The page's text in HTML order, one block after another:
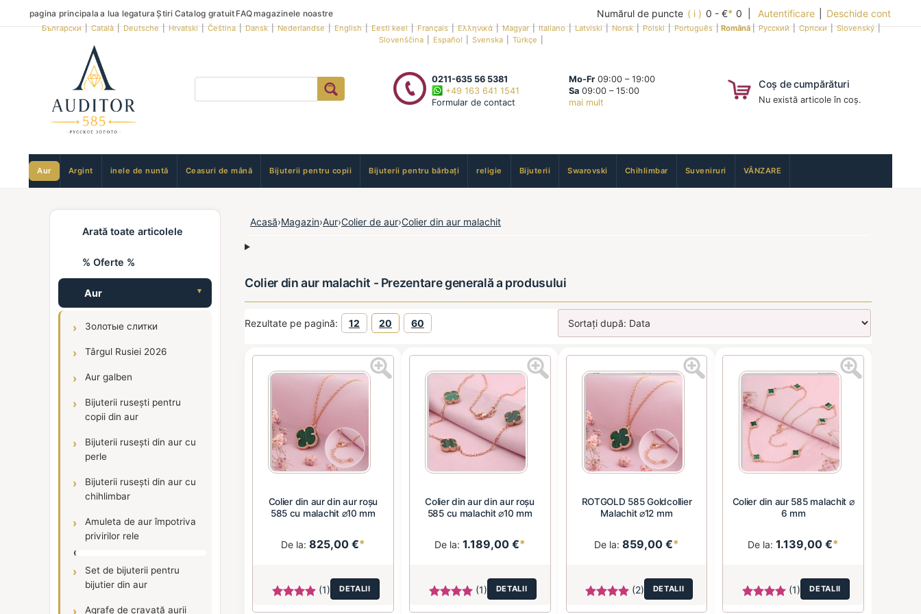
pagina principala a lua legatura Știri Catalog gratuit FAQmagazinele noastre Numărul de puncte ( i ) 0 - €* 0 | Autentificare Deschide cont
Български|Català|Deutsche|Hrvatski|Čeština|Dansk|Nederlandse|English|Eesti keel|Français|Ελληνικά|Magyar|Italiano|Latviski|Norsk|Polski|Português|Română|Русский|Српски|Slovenský|
Slovenščina
Español Svenska Türkçe
0211-635 56 5381
+49 163 641 1541
Formular de contact
Mo-Fr09:00 – 19:00
Sa09:00 – 15:00
mai mult
Coș de cumpărături
Nu există articole în coș.
Aur Argint inele de nuntă Ceasuri de mână Bijuterii pentru copii Bijuterii pentru bărbați religie Bijuterii Swarovski Chihlimbar Suveniruri VÂNZARE
Arată toate articolele
% Oferte %
Aur
Золотые слитки
Târgul Rusiei 2026
Aur galben
Bijuterii rusești pentru
copii din aur
Bijuterii rusești din aur cu
perle
Bijuterii rusești din aur cu
chihlimbar
Amuleta de aur împotriva
privirilor rele
Set de bijuterii pentru
bijutier din aur
Agrafe de cravată aurii
Acasă›Magazin›Aur›Colier de aur›Colier din aur malachit
Colier din aur malachit - Prezentare generală a produsului
Rezultate pe pagină: 12 20 60
Colier din aur din aur roșu
585 cu malachit ⌀10 mm
De la: 825,00 €*
(1) DETALII
Colier din aur din aur roșu
585 cu malachit ⌀10 mm
De la: 1.189,00 €*
(1) DETALII
ROTGOLD 585 Goldcollier
Malachit ⌀12 mm
De la: 859,00 €*
(2) DETALII
Colier din aur 585 malachit ⌀
6 mm
De la:1.139,00 €*
(1) DETALII